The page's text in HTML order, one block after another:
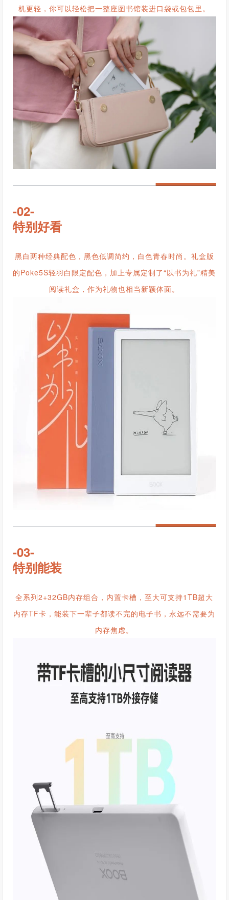
机更轻，你可以轻松把一整座图书馆装进口袋或包包里。
-02-
特别好看
黑白两种经典配色，黑色低调简约，白色青春时尚。礼盒版
的Poke5S轻羽白限定配色，加上专属定制了“以书为礼”精美
阅读礼盒，作为礼物也相当新颖体面。
-03-
特别能装
全系列2+32GB内存组合，内置卡槽，至大可支持1TB超大
内存TF卡，能装下一辈子都读不完的电子书，永远不需要为
内存焦虑。